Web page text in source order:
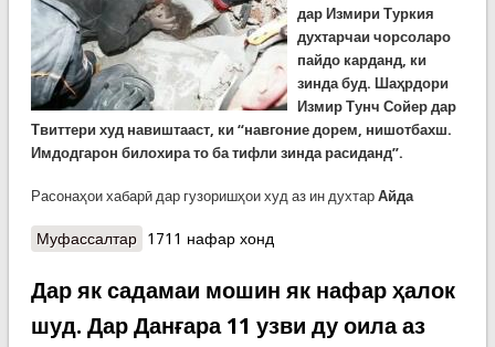
дар Измири Туркия
духтарчаи чорсоларо
пайдо карданд, ки
зинда буд. Шаҳрдори
Измир Тунч Сойер дар
Твиттери худ навиштааст, ки “навгоние дорем, нишотбахш.
Имдодгарон билохира то ба тифли зинда расиданд”.
Расонаҳои хабарӣ дар гузоришҳои худ аз ин духтар Айда
Муфассалтаро ХАБАРИ ҶОЛИБ: Баъди 91 соати заминларзаи
чорсоларо зинда берун оварданд
1711 нафар хонд
Дар як садамаи мошин як нафар ҳалок
шуд. Дар Данғара 11 узви ду оила аз